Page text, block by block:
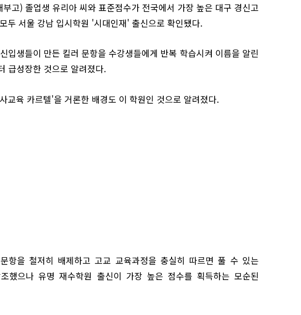
고) 졸업생 유리아 씨와 표준점수가 전국에서 가장 높은 대구 경신고
두 서울 강남 입시학원 '시대인재' 출신으로 확인됐다.
입생들이 만든 킬러 문항을 수강생들에게 반복 학습시켜 이름을 알린
급성장한 것으로 알려졌다.
교육 카르텔'을 거론한 배경도 이 학원인 것으로 알려졌다.
항을 철저히 배제하고 고교 교육과정을 충실히 따르면 풀 수 있는
했으나 유명 재수학원 출신이 가장 높은 점수를 획득하는 모순된